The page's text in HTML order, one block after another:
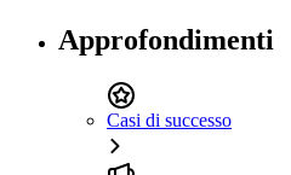
Approfondimenti
Casi di successo